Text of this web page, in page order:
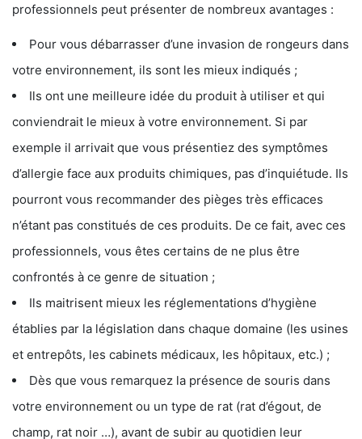
professionnels peut présenter de nombreux avantages :
Pour vous débarrasser d’une invasion de rongeurs dans
votre environnement, ils sont les mieux indiqués ;
Ils ont une meilleure idée du produit à utiliser et qui
conviendrait le mieux à votre environnement. Si par
exemple il arrivait que vous présentiez des symptômes
d’allergie face aux produits chimiques, pas d’inquiétude. Ils
pourront vous recommander des pièges très efficaces
n’étant pas constitués de ces produits. De ce fait, avec ces
professionnels, vous êtes certains de ne plus être
confrontés à ce genre de situation ;
Ils maitrisent mieux les réglementations d’hygiène
établies par la législation dans chaque domaine (les usines
et entrepôts, les cabinets médicaux, les hôpitaux, etc.) ;
Dès que vous remarquez la présence de souris dans
votre environnement ou un type de rat (rat d’égout, de
champ, rat noir …), avant de subir au quotidien leur